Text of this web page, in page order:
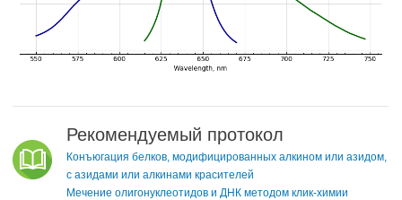
Рекомендуемый протокол
Конъюгация белков, модифицированных алкином или азидом,
с азидами или алкинами красителей
Мечение олигонуклеотидов и ДНК методом клик-химии